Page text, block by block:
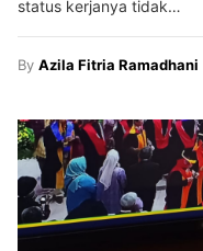
status kerjanya tidak…
By Azila Fitria Ramadhani